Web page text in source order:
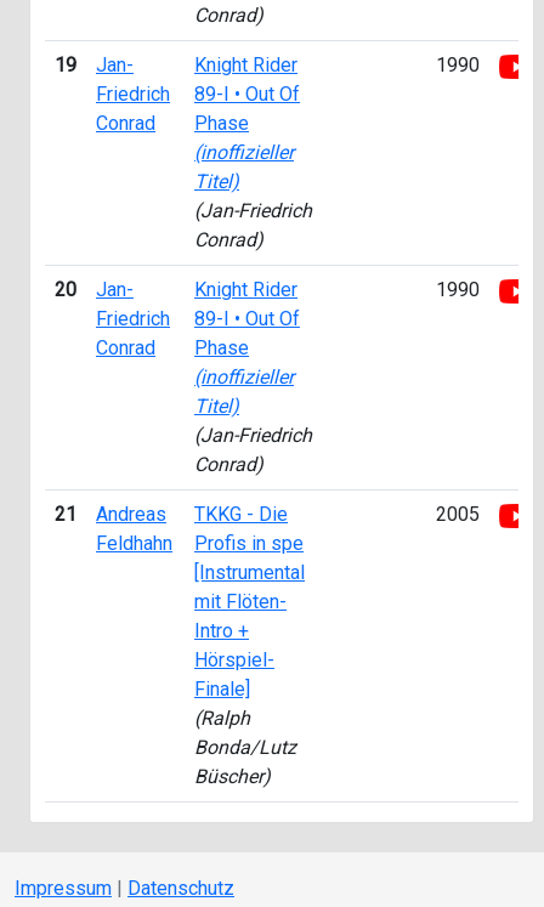
Conrad)
19
Jan-
Friedrich
Conrad
Knight Rider
89-I • Out Of
Phase
(inoffizieller
Titel)
(Jan-Friedrich
Conrad)
1990
20
Jan-
Friedrich
Conrad
Knight Rider
89-I • Out Of
Phase
(inoffizieller
Titel)
(Jan-Friedrich
Conrad)
1990
21
Andreas
Feldhahn
TKKG - Die
Profis in spe
[Instrumental
mit Flöten-
Intro +
Hörspiel-
Finale]
(Ralph
Bonda/Lutz
Büscher)
2005
Impressum | Datenschutz